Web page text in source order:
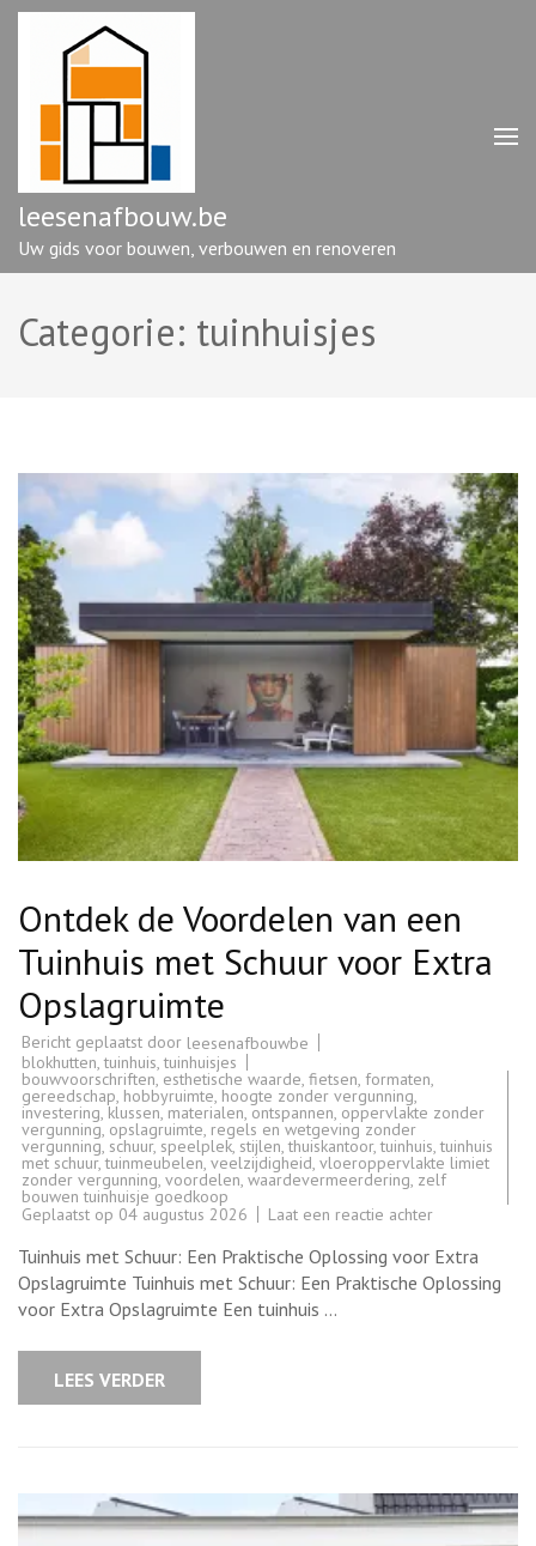
Ga
enter)
leesenafbouw.be
Uw gids voor bouwen, verbouwen en renoveren
Categorie: tuinhuisjes
Ontdek de Voordelen van een
Tuinhuis met Schuur voor Extra
Opslagruimte
Bericht geplaatst door leesenafbouwbe
blokhutten,tuinhuis,tuinhuisjes
bouwvoorschriften, esthetische waarde, fietsen, formaten,
gereedschap, hobbyruimte, hoogte zonder vergunning,
investering, klussen, materialen,ontspannen, oppervlakte zonder
vergunning, opslagruimte, regels en wetgeving zonder
vergunning, schuur, speelplek, stijlen,thuiskantoor,tuinhuis,tuinhuis
met schuur,tuinmeubelen, veelzijdigheid, vloeroppervlakte limiet
zonder vergunning, voordelen, waardevermeerdering, zelf
bouwen tuinhuisje goedkoop
Geplaatst op 04 augustus 2026 Laat een reactie achterop
de
Voordelen
van
een
Tuinhuis met Schuur: Een Praktische Oplossing voor Extra
Opslagruimte Tuinhuis met Schuur: Een Praktische Oplossing
voor Extra Opslagruimte Een tuinhuis …
LEES VERDER